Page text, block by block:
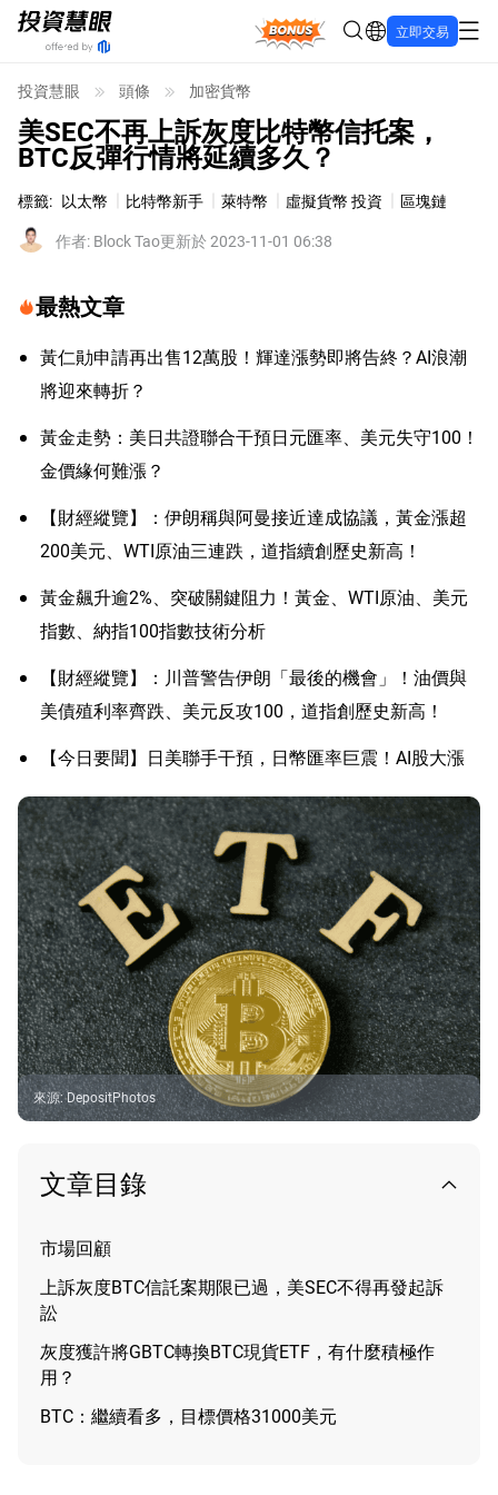
Bonus 立即交易
投資慧眼 頭條 加密貨幣
美SEC不再上訴灰度比特幣信托案，
BTC反彈行情將延續多久？
標籤: 以太幣 比特幣新手 萊特幣 虛擬貨幣 投資
區塊鏈
作者: Block Tao更新於 2023-11-01 06:38
最熱文章
黃仁勛申請再出售12萬股！輝達漲勢即將告終？AI浪潮
將迎來轉折？
黃金走勢：美日共證聯合干預日元匯率、美元失守100！
金價緣何難漲？
【財經縱覽】：伊朗稱與阿曼接近達成協議，黃金漲超
200美元、WTI原油三連跌，道指續創歷史新高！
黃金飆升逾2%、突破關鍵阻力！黃金、WTI原油、美元
指數、納指100指數技術分析
【財經縱覽】：川普警告伊朗「最後的機會」！油價與
美債殖利率齊跌、美元反攻100，道指創歷史新高！
【今日要聞】日美聯手干預，日幣匯率巨震！AI股大漲
來源:DepositPhotos
文章目錄
市場回顧
上訴灰度BTC信託案期限已過，美SEC不得再發起訴
訟
灰度獲許將GBTC轉換BTC現貨ETF，有什麼積極作
用？
BTC：繼續看多，目標價格31000美元